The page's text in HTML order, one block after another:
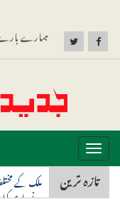
ہمارے
Toggle
navigation
تازہ ترین ملک کے
نے جاری